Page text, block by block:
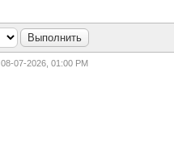
08-07-2026, 01:00 PM